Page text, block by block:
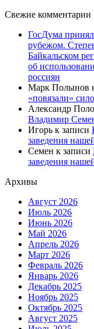
Свежие комментарии
ГосДума
рубежом.
Байкальском
об
россиян
Марк Полынов
«повязали»
Александр
Владимир
Игорь к записи
заведения
Семен к записи
заведения
Архивы
Август 2026
Июль 2026
Июнь 2026
Май 2026
Апрель 2026
Март 2026
Февраль 2026
Январь 2026
Декабрь 2025
Ноябрь 2025
Октябрь 2025
Август 2025